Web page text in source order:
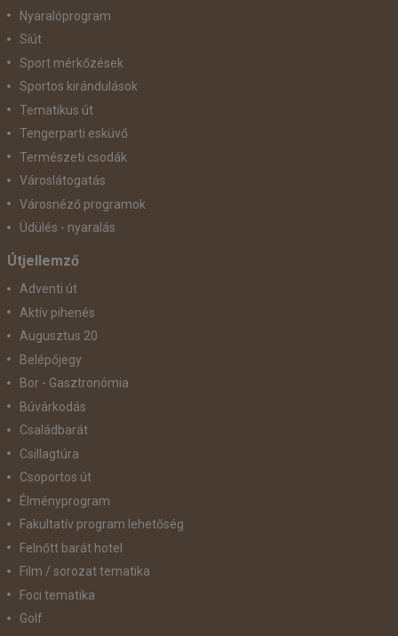
Nyaralóprogram
Síút
Sport mérkőzések
Sportos kirándulások
Tematikus út
Tengerparti esküvő
Természeti csodák
Városlátogatás
Városnéző programok
Üdülés - nyaralás
Útjellemző
Adventi út
Aktív pihenés
Augusztus 20
Belépőjegy
Bor - Gasztronómia
Búvárkodás
Családbarát
Csillagtúra
Csoportos út
Élményprogram
Fakultatív program lehetőség
Felnőtt barát hotel
Film / sorozat tematika
Foci tematika
Golf